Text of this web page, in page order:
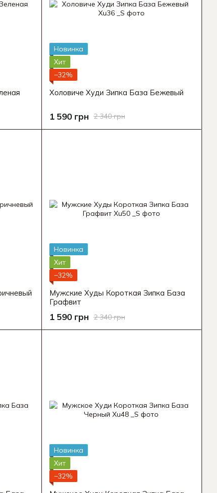
Новинка
Хит
−32%
Холовиче Худи Зипка База Бежевый
2 340 грн
1 590 грн
Новинка
Хит
−32%
Мужские Худы Короткая Зипка База
Графвит
2 340 грн
1 590 грн
Новинка
Хит
−32%